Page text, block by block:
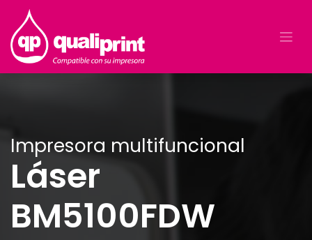
Impresora multifuncional
Láser
BM5100FDW